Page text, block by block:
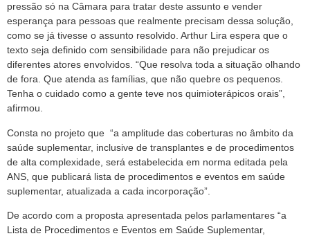
pressão só na Câmara para tratar deste assunto e vender
esperança para pessoas que realmente precisam dessa solução,
como se já tivesse o assunto resolvido. Arthur Lira espera que o
texto seja definido com sensibilidade para não prejudicar os
diferentes atores envolvidos. “Que resolva toda a situação olhando
de fora. Que atenda as famílias, que não quebre os pequenos.
Tenha o cuidado como a gente teve nos quimioterápicos orais”,
afirmou.
Consta no projeto que “a amplitude das coberturas no âmbito da
saúde suplementar, inclusive de transplantes e de procedimentos
de alta complexidade, será estabelecida em norma editada pela
ANS, que publicará lista de procedimentos e eventos em saúde
suplementar, atualizada a cada incorporação”.
De acordo com a proposta apresentada pelos parlamentares “a
Lista de Procedimentos e Eventos em Saúde Suplementar,